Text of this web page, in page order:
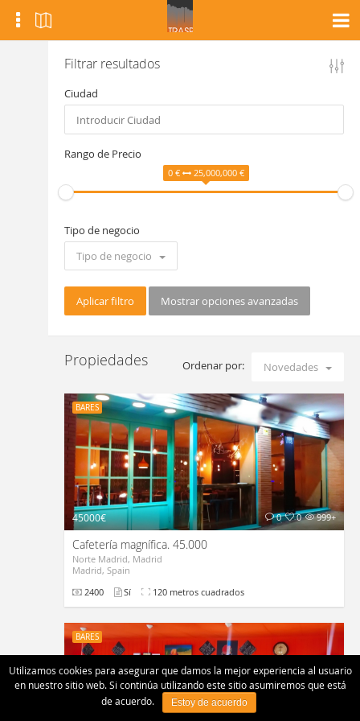
Filtrar resultados
Ciudad
Rango de Precio
0 € 25,000,000 €
Tipo de negocio
Tipo de negocio
Aplicar filtro Mostrar opciones avanzadas
Propiedades Ordenar por: Novedades
45000€ 999+
0
0
BARES
Cafetería magnífica. 45.000
Norte Madrid, Madrid
Madrid, Spain
2400
Sí 120 metros cuadrados
BARES
Utilizamos cookies para asegurar que damos la mejor experiencia al usuario
en nuestro sitio web. Si continúa utilizando este sitio asumiremos que está
de acuerdo.
Estoy de acuerdo